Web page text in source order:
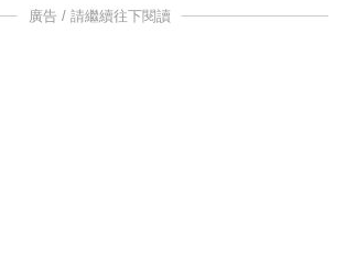
廣告 / 請繼續往下閱讀